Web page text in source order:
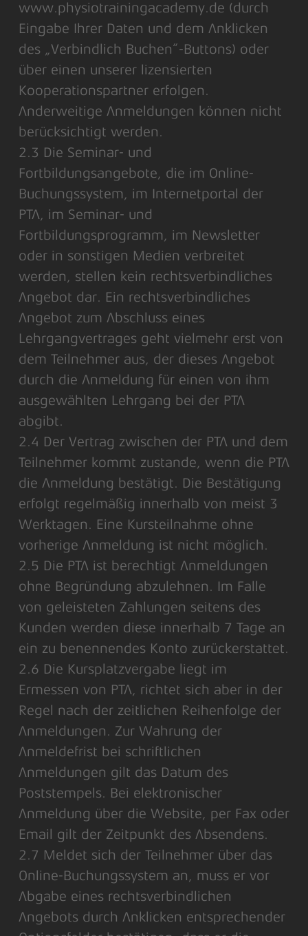
www.physiotrainingacademy.de (durch
Eingabe Ihrer Daten und dem Anklicken
des „Verbindlich Buchen“-Buttons) oder
über einen unserer lizensierten
Kooperationspartner erfolgen.
Anderweitige Anmeldungen können nicht
berücksichtigt werden.
2.3 Die Seminar- und
Fortbildungsangebote, die im Online-
Buchungssystem, im Internetportal der
PTA, im Seminar- und
Fortbildungsprogramm, im Newsletter
oder in sonstigen Medien verbreitet
werden, stellen kein rechtsverbindliches
Angebot dar. Ein rechtsverbindliches
Angebot zum Abschluss eines
Lehrgangvertrages geht vielmehr erst von
dem Teilnehmer aus, der dieses Angebot
durch die Anmeldung für einen von ihm
ausgewählten Lehrgang bei der PTA
abgibt.
2.4 Der Vertrag zwischen der PTA und dem
Teilnehmer kommt zustande, wenn die PTA
die Anmeldung bestätigt. Die Bestätigung
erfolgt regelmäßig innerhalb von meist 3
Werktagen. Eine Kursteilnahme ohne
vorherige Anmeldung ist nicht möglich.
2.5 Die PTA ist berechtigt Anmeldungen
ohne Begründung abzulehnen. Im Falle
von geleisteten Zahlungen seitens des
Kunden werden diese innerhalb 7 Tage an
ein zu benennendes Konto zurückerstattet.
2.6 Die Kursplatzvergabe liegt im
Ermessen von PTA, richtet sich aber in der
Regel nach der zeitlichen Reihenfolge der
Anmeldungen. Zur Wahrung der
Anmeldefrist bei schriftlichen
Anmeldungen gilt das Datum des
Poststempels. Bei elektronischer
Anmeldung über die Website, per Fax oder
Email gilt der Zeitpunkt des Absendens.
2.7 Meldet sich der Teilnehmer über das
Online-Buchungssystem an, muss er vor
Abgabe eines rechtsverbindlichen
Angebots durch Anklicken entsprechender